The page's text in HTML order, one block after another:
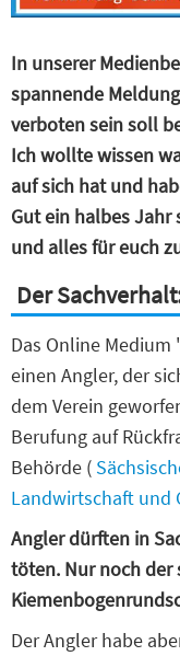
In unserer
spannende
verboten sein soll
Ich wollte wissen
auf sich hat und
Gut ein halbes
und alles für euch
Der
Das Online
einen Angler, der
dem Verein
Berufung auf
Behörde (
Landwirtschaft und
Angler dürften in
töten. Nur noch der
Der Angler habe